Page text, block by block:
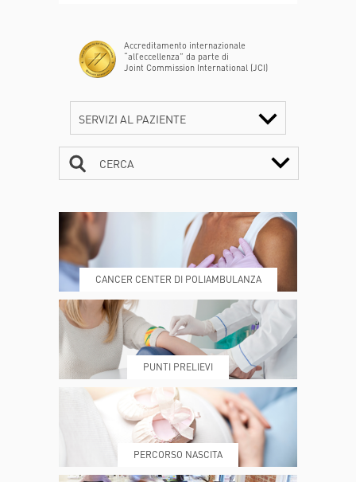
Accreditamento internazionale
“all’eccellenza” da parte di
Joint Commission International (JCI)
SERVIZI AL PAZIENTE
DOVE SIAMO ESAMI E VISITE
PRENOTA MY POLI
CERCA
CANCER CENTER DI POLIAMBULANZA
PUNTI PRELIEVI
PERCORSO NASCITA